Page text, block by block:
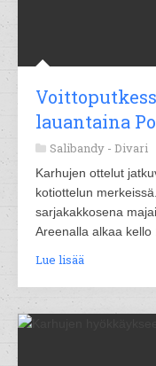
lauantaina
Salibandy - Divari
Karhujen ottelut
kotiottelun
sarjakakkosena
Areenalla alkaa kello
Lue lisää